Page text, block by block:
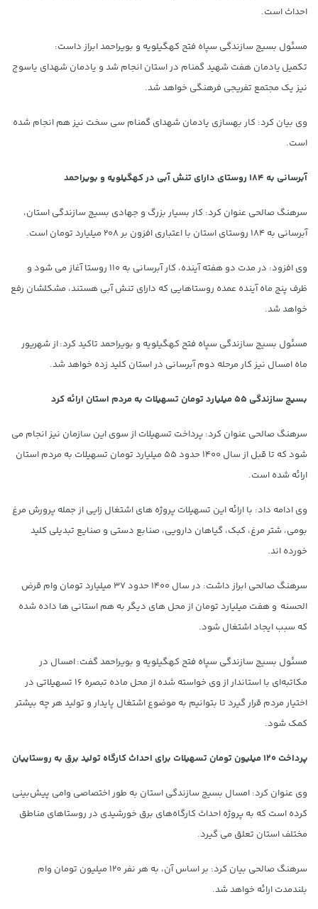
احداث است.
مسئول بسیج سازندگی سپاه فتح کهگیلویه و بویراحمد ابراز داست:
تکمیل یادمان هفت شهید گمنام در استان انجام شد و یادمان شهدای یاسوج
نیز یک مجتمع تفریجی فرهنگی خواهد شد.
وی بیان کرد: کار بهسازی یادمان شهدای گمنام سی سخت نیز هم انجام شده
است.
آبرسانی به ۱۸۴ روستای دارای تنش آبی در کهگیلویه و بویراحمد
سرهنگ صالحی عنوان کرد: کار بسیار بزرگ و جهادی بسیج سازندگی استان،
آبرسانی به ۱۸۴ روستای استان با اعتباری افزون بر ۲۰۸ میلیارد تومان است.
وی افزود: در مدت دو هفته آینده، کار آبرسانی به ۱۱۰ روستا آغاز می شود و
ظرف پنج ماه آینده عمده روستاهایی که دارای تنش آبی هستند، مشکلشان رفع
خواهد شد.
مسئول بسیج سازندگی سپاه فتح کهگیلویه و بویراحمد تاکید کرد: از شهریور
ماه امسال نیز کار مرحله دوم آبرسانی در استان کلید زده خواهد شد.
بسیج سازندگی ۵۵ میلیارد تومان تسهیلات به مردم استان ارائه کرد
سرهنگ صالحی عنوان کرد: پرداخت تسهیلات از سوی این سازمان نیز انجام می
شود که تا قبل از سال ۱۴۰۰ حدود ۵۵ میلیارد تومان تسهیلات به مردم استان
ارائه شده است.
وی ادامه داد: با ارائه این تسهیلات پروژه های اشتغال زایی از جمله پرورش مرغ
بومی، شتر مرغ، کبک، گیاهان دارویی، صنابع دستی و صنایع تبدیلی کلید
خورده اند.
سرهنگ صالحی ابراز داشت: در سال ۱۴۰۰ حدود ۳۷ میلیارد تومان وام قرض
الحسنه و هفت میلیارد تومان از محل های دیگر به هم استانی ها داده شده
که سبب ایجاد اشتغال شود.
مسئول بسیج سازندگی سپاه فتح کهگیلویه و بویراحمد گفت: امسال در
مکاتبه‌ای با استاندار از وی خواسته شده از محل ماده تبصره ۱۶ تسهیلاتی در
اختیار مردم قرار گیرد تا بتوانیم به موضوع اشتغال پایدار و تولید هر چه بیشتر
کمک شود.
پرداخت ۱۲۰ میلیون تومان تسهیلات برای احداث کارگاه تولید برق به روستاییان
وی عنوان کرد: امسال بسیج سازندگی استان به طور اختصاصی وامی پیش‌بینی
کرده است که به پروژه احداث کارگاه‌های برق خورشیدی در روستاهای مناطق
مختلف استان تعلق می گیرد.
سرهنگ صالحی بیان کرد: بر اساس آن، به هر نفر ۱۲۰ میلیون تومان وام
بلندمدت ارائه خواهد شد.